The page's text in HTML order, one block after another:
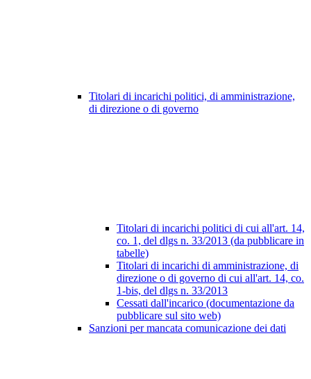
Titolari di incarichi politici, di amministrazione,
di direzione o di governo
Titolari di incarichi politici di cui all'art. 14,
co. 1, del dlgs n. 33/2013 (da pubblicare in
tabelle)
Titolari di incarichi di amministrazione, di
direzione o di governo di cui all'art. 14, co.
1-bis, del dlgs n. 33/2013
Cessati dall'incarico (documentazione da
pubblicare sul sito web)
Sanzioni per mancata comunicazione dei dati